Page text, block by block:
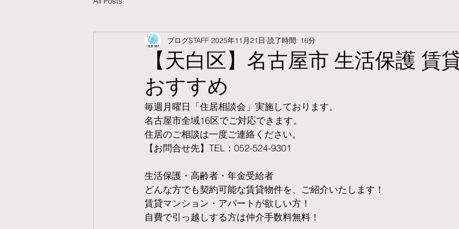
【天白区】名古屋市 生活保護 賃
おすすめ
ブログSTAFF 2025年11月21日 読了時間: 16分
毎週月曜日「住居相談会」実施しております。
名古屋市全域16区でご対応できます。
住居のご相談は一度ご連絡ください。
【お問合せ先】TEL：052-524-9301
生活保護・高齢者・年金受給者
​どんな方でも契約可能な賃貸物件を、ご紹介いたします！
賃貸マンション・アパートが欲しい方！
自費で引っ越しする方は仲介手数料無料！